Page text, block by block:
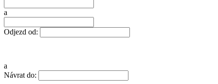
a
Odjezd od:
a
Návrat do: